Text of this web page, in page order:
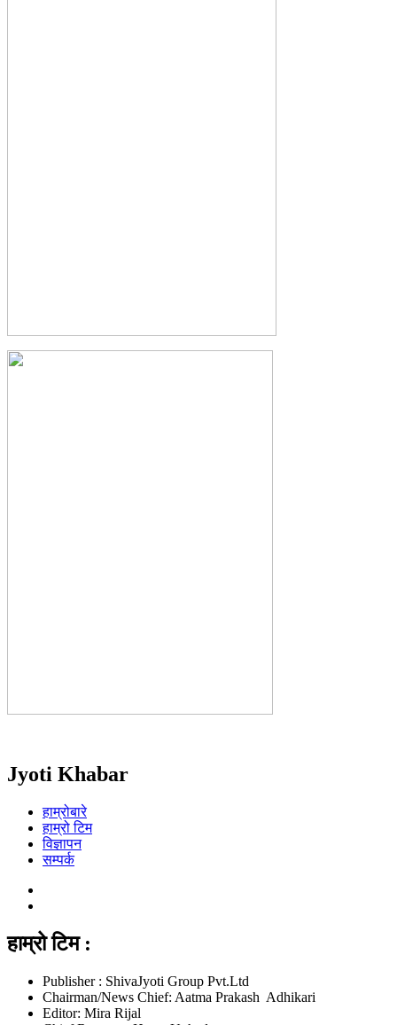
Jyoti Khabar
हाम्रोबारे
हाम्रो टिम
विज्ञापन
सम्पर्क
हाम्रो टिम :
Publisher : ShivaJyoti Group Pvt.Ltd
Chairman/News Chief: Aatma Prakash Adhikari
Editor: Mira Rijal